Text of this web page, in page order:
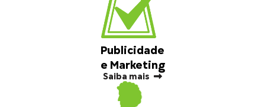
Publicidade
e Marketing
Saiba mais